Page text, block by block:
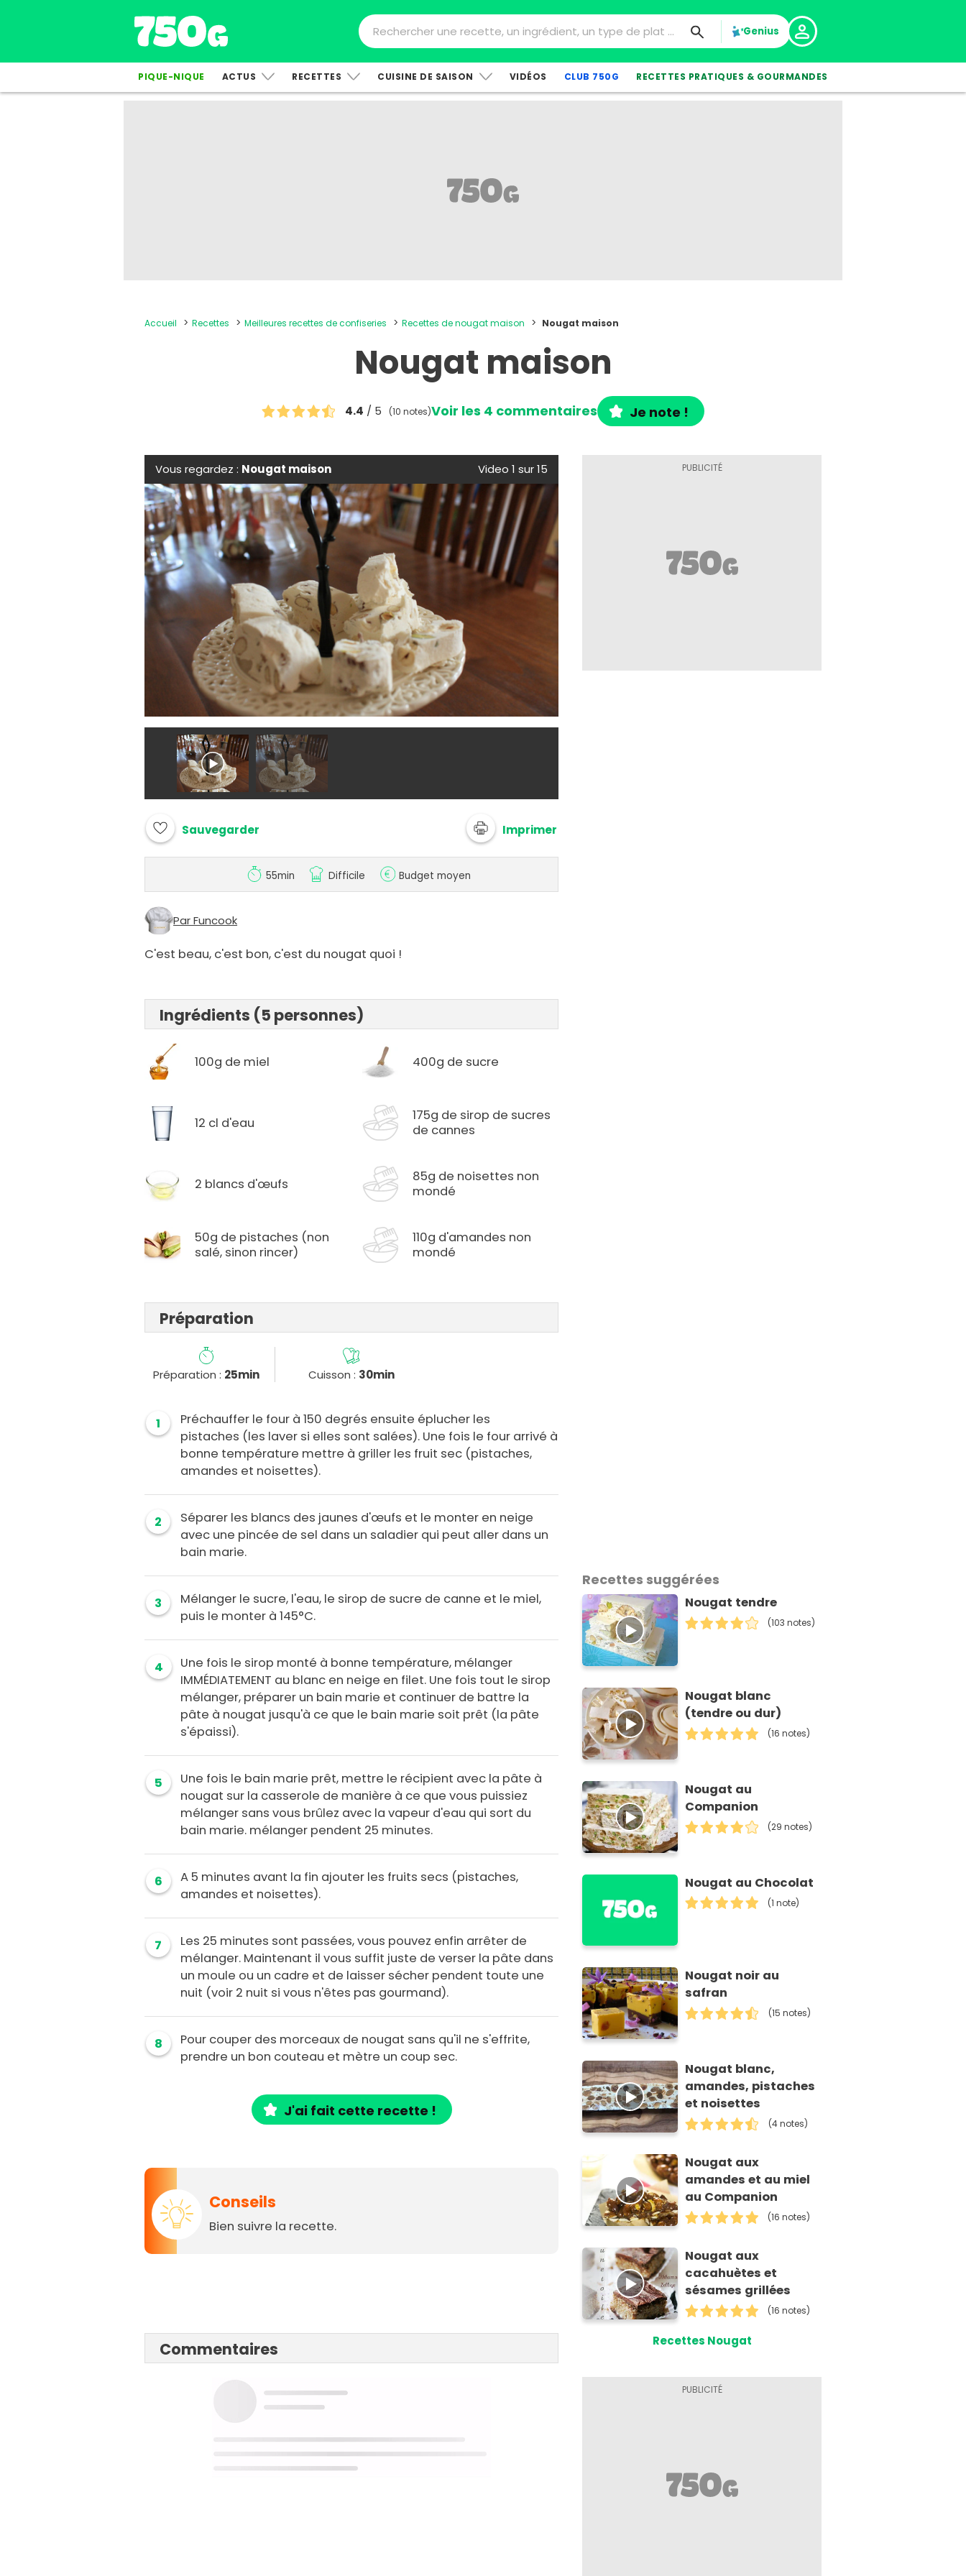
Genius
PIQUE-NIQUE ACTUS RECETTES CUISINE DE SAISON VIDÉOS CLUB 750G RECETTES PRATIQUES & GOURMANDES
Accueil Recettes Meilleures recettes de confiseries Recettes de nougat maison Nougat maison
Nougat maison
4.4 / 5 (10 notes)Voir les 4 commentaires Je note !
Vous regardez : Nougat maison Video 1 sur 15
Sauvegarder Imprimer
55min Difficile Budget moyen
Par Funcook
C'est beau, c'est bon, c'est du nougat quoi !
Ingrédients (5 personnes)
100g de miel 400g de sucre
12 cl d'eau
175g de sirop de sucres
de cannes
2 blancs d'œufs
85g de noisettes non
mondé
50g de pistaches (non
salé, sinon rincer)
110g d'amandes non
mondé
Préparation
Préparation : 25min Cuisson : 30min
1
Préchauffer le four à 150 degrés ensuite éplucher les
pistaches (les laver si elles sont salées). Une fois le four arrivé à
bonne température mettre à griller les fruit sec (pistaches,
amandes et noisettes).
2
Séparer les blancs des jaunes d'œufs et le monter en neige
avec une pincée de sel dans un saladier qui peut aller dans un
bain marie.
3
Mélanger le sucre, l'eau, le sirop de sucre de canne et le miel,
puis le monter à 145°C.
4
Une fois le sirop monté à bonne température, mélanger
IMMÉDIATEMENT au blanc en neige en filet. Une fois tout le sirop
mélanger, préparer un bain marie et continuer de battre la
pâte à nougat jusqu'à ce que le bain marie soit prêt (la pâte
s'épaissi).
5
Une fois le bain marie prêt, mettre le récipient avec la pâte à
nougat sur la casserole de manière à ce que vous puissiez
mélanger sans vous brûlez avec la vapeur d'eau qui sort du
bain marie. mélanger pendent 25 minutes.
6
A 5 minutes avant la fin ajouter les fruits secs (pistaches,
amandes et noisettes).
7
Les 25 minutes sont passées, vous pouvez enfin arrêter de
mélanger. Maintenant il vous suffit juste de verser la pâte dans
un moule ou un cadre et de laisser sécher pendent toute une
nuit (voir 2 nuit si vous n'êtes pas gourmand).
8
Pour couper des morceaux de nougat sans qu'il ne s'effrite,
prendre un bon couteau et mètre un coup sec.
J'ai fait cette recette !
Conseils
Bien suivre la recette.
Commentaires
Recettes suggérées
Nougat tendre
(103 notes)
Nougat blanc
(tendre ou dur)
(16 notes)
Nougat au
Companion
(29 notes)
Nougat au Chocolat
(1 note)
Nougat noir au
safran
(15 notes)
Nougat blanc,
amandes, pistaches
et noisettes
(4 notes)
Nougat aux
amandes et au miel
au Companion
(16 notes)
Nougat aux
cacahuètes et
sésames grillées
(16 notes)
Recettes Nougat